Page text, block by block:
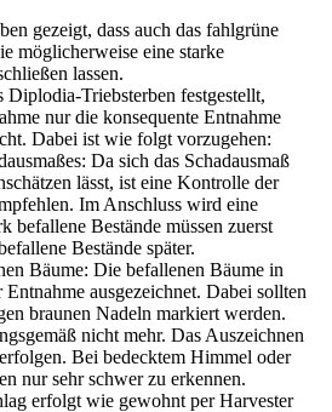
gezeigt, dass auch das fahlgrüne
möglicherweise eine starke
lassen.
Diplodia-Triebsterben festgestellt,
nur die konsequente Entnahme
Dabei ist wie folgt vorzugehen:
Da sich das Schadausmaß
lässt, ist eine Kontrolle der
Im Anschluss wird eine
befallene Bestände müssen zuerst
Bestände später.
Bäume: Die befallenen Bäume in
ausgezeichnet. Dabei sollten
braunen Nadeln markiert werden.
nicht mehr. Das Auszeichnen
Bei bedecktem Himmel oder
nur sehr schwer zu erkennen.
erfolgt wie gewohnt per Harvester